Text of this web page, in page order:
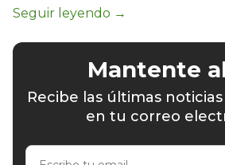
Mantente
Recibe las últimas
en tu correo
Escribe